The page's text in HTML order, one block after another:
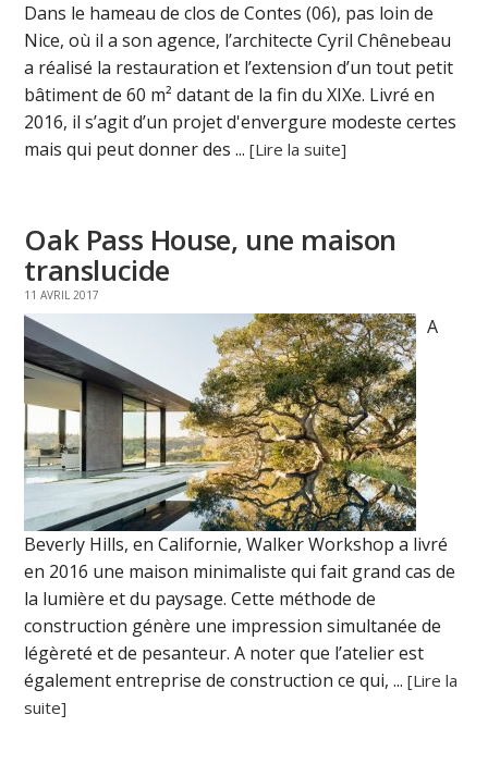
Dans le hameau de clos de Contes (06), pas loin de
Nice, où il a son agence, l’architecte Cyril Chênebeau
a réalisé la restauration et l’extension d’un tout petit
bâtiment de 60 m² datant de la fin du XIXe. Livré en
2016, il s’agit d’un projet d'envergure modeste certes
mais qui peut donner des ...[Lire la suite]
Oak Pass House, une maison
translucide
11 AVRIL 2017
A
Beverly Hills, en Californie, Walker Workshop a livré
en 2016 une maison minimaliste qui fait grand cas de
la lumière et du paysage. Cette méthode de
construction génère une impression simultanée de
légèreté et de pesanteur. A noter que l’atelier est
également entreprise de construction ce qui, ...[Lire la
suite]